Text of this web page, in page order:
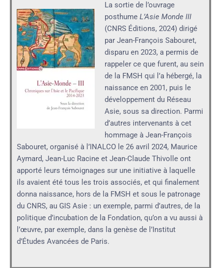
La sortie de l’ouvrage
posthume L’Asie Monde III
(CNRS Éditions, 2024) dirigé
par Jean-François Sabouret,
disparu en 2023, a permis de
rappeler ce que furent, au sein
de la FMSH qui l’a hébergé, la
naissance en 2001, puis le
développement du Réseau
Asie, sous sa direction. Parmi
d’autres intervenants à cet
hommage à Jean-François
Sabouret, organisé à l’INALCO le 26 avril 2024, Maurice
Aymard, Jean-Luc Racine et Jean-Claude Thivolle ont
apporté leurs témoignages sur une initiative à laquelle
ils avaient été tous les trois associés, et qui finalement
donna naissance, hors de la FMSH et sous le patronage
du CNRS, au GIS Asie : un exemple, parmi d’autres, de la
politique d’incubation de la Fondation, qu’on a vu aussi à
l’œuvre, par exemple, dans la genèse de l’Institut
d’Études Avancées de Paris.